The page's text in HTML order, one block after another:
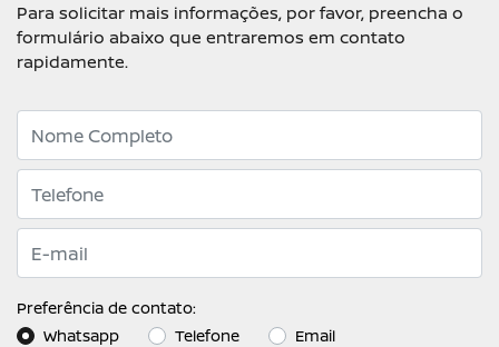
Para solicitar mais informações, por favor, preencha o
formulário abaixo que entraremos em contato
rapidamente.
Preferência de contato:
Whatsapp
Telefone Email